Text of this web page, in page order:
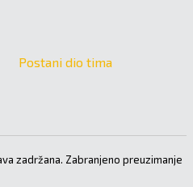
Postani dio tima
zadržana. Zabranjeno preuzimanje